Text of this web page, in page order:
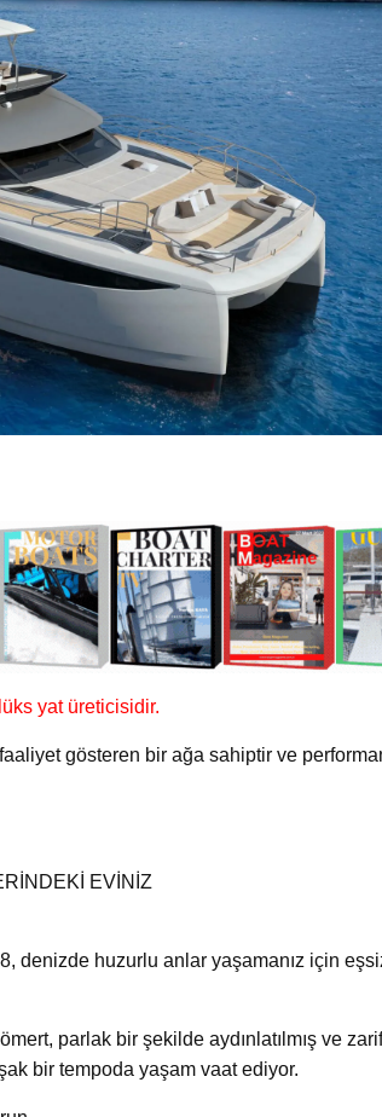
yat üreticisidir.
gösteren bir ağa sahiptir ve
EVİNİZ
denizde huzurlu anlar yaşamanız için
parlak bir şekilde aydınlatılmış ve
bir tempoda yaşam vaat ediyor.